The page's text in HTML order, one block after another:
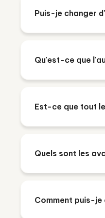
Puis-je changer
Qu'est-ce que
Est-ce que tout
Quels sont les
Comment puis-